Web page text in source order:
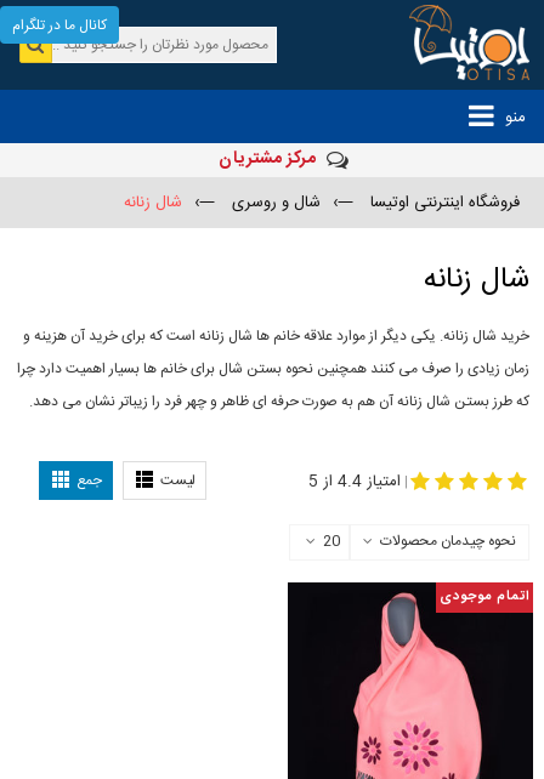
منو
مرکز مشتریان
فروشگاه اینترنتی اوتیسا —› شال و روسری —› شال زنانه
شال زنانه
خرید شال زنانه. یکی دیگر از موارد علاقه خانم ها شال زنانه است که برای خرید آن هزینه و
زمان زیادی را صرف می کنند همچنین نحوه بستن شال برای خانم ها بسیار اهمیت دارد چرا
که طرز بستن شال زنانه آن هم به صورت حرفه ای ظاهر و چهر فرد را زیباتر نشان می دهد.
لیست جمع | امتیاز 4.4 از 5
نحوه چیدمان محصولات 20
اتمام موجودی
کانال ما در تلگرام